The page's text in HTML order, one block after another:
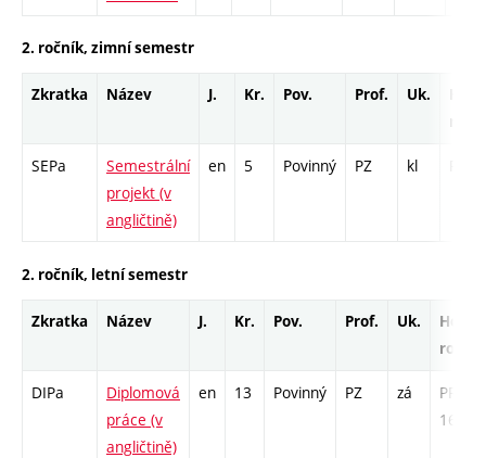
2. ročník, zimní semestr
Zkratka Název J. Kr. Pov. Prof. Uk.
SEPa
Semestrální
projekt (v
angličtině)
en 5 Povinný PZ kl
2. ročník, letní semestr
Zkratka Název J. Kr. Pov. Prof. Uk.
Hod.
DIPa
Diplomová
práce (v
angličtině)
en 13 Povinný PZ zá
PR -
169